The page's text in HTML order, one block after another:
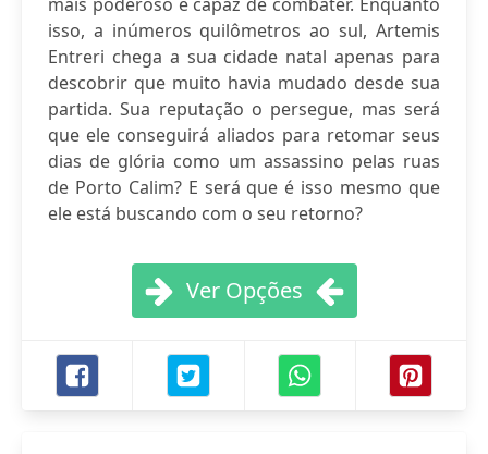
isso, a inúmeros quilômetros ao sul, Artemis
Entreri chega a sua cidade natal apenas para
descobrir que muito havia mudado desde sua
partida. Sua reputação o persegue, mas será
que ele conseguirá aliados para retomar seus
dias de glória como um assassino pelas ruas
de Porto Calim? E será que é isso mesmo que
ele está buscando com o seu retorno?
Ver Opções